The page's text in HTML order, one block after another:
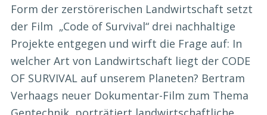
Form der zerstörerischen Landwirtschaft setzt
der Film „Code of Survival“ drei nachhaltige
Projekte entgegen und wirft die Frage auf: In
welcher Art von Landwirtschaft liegt der CODE
OF SURVIVAL auf unserem Planeten? Bertram
Verhaags neuer Dokumentar-Film zum Thema